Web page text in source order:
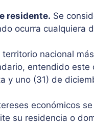
residente. Se
ocurra cualquiera
territorio nacional
entendido
y uno (31) de
económicos
su residencia o